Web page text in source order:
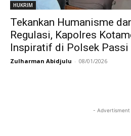
HUKRIM
Tekankan Humanisme
Regulasi, Kapolres
Inspiratif di Polsek Passi
Zulharman Abidjulu - 08/01/2026
- Advertisment